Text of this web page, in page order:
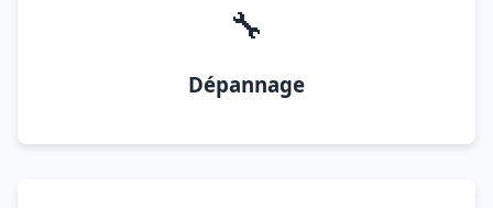
🔧
Dépannage